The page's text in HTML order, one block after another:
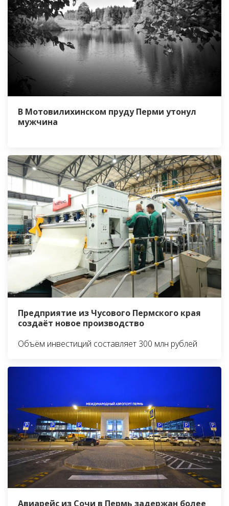
В Мотовилихинском пруду Перми утонул
мужчина
Предприятие из Чусового Пермского края
создаёт новое производство
Объём инвестиций составляет 300 млн рублей
Авиарейс из Сочи в Пермь задержан более